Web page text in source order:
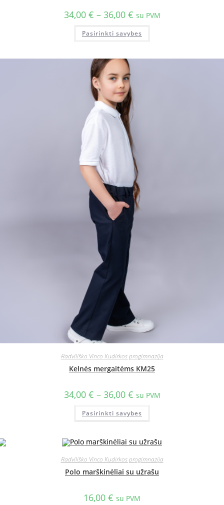
34,00 € – 36,00 € su PVM
Pasirinkti savybes
Radviliško Vinco Kudirkos progimnazija
Kelnės mergaitėms KM25
34,00 € – 36,00 € su PVM
Pasirinkti savybes
Radviliško Vinco Kudirkos progimnazija
Polo marškinėliai su užrašu
16,00 € su PVM